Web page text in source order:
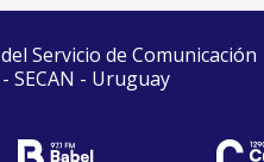
Servicio de Comunicación
SECAN - Uruguay